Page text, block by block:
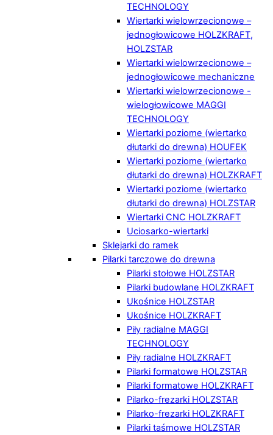
TECHNOLOGY
Wiertarki wielowrzecionowe –
jednogłowicowe HOLZKRAFT,
HOLZSTAR
Wiertarki wielowrzecionowe –
jednogłowicowe mechaniczne
Wiertarki wielowrzecionowe -
wielogłowicowe MAGGI
TECHNOLOGY
Wiertarki poziome (wiertarko
dłutarki do drewna) HOUFEK
Wiertarki poziome (wiertarko
dłutarki do drewna) HOLZKRAFT
Wiertarki poziome (wiertarko
dłutarki do drewna) HOLZSTAR
Wiertarki CNC HOLZKRAFT
Uciosarko-wiertarki
Sklejarki do ramek
Pilarki tarczowe do drewna
Pilarki stołowe HOLZSTAR
Pilarki budowlane HOLZKRAFT
Ukośnice HOLZSTAR
Ukośnice HOLZKRAFT
Piły radialne MAGGI
TECHNOLOGY
Piły radialne HOLZKRAFT
Pilarki formatowe HOLZSTAR
Pilarki formatowe HOLZKRAFT
Pilarko-frezarki HOLZSTAR
Pilarko-frezarki HOLZKRAFT
Pilarki taśmowe HOLZSTAR